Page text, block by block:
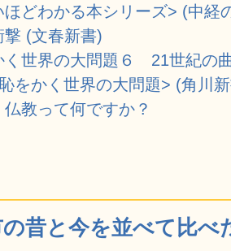
どわかる本シリーズ> (中経
撃 (文春新書)
く世界の大問題６ 21世紀の
をかく世界の大問題> (角川
教って何ですか？
昔と今を並べて比べ